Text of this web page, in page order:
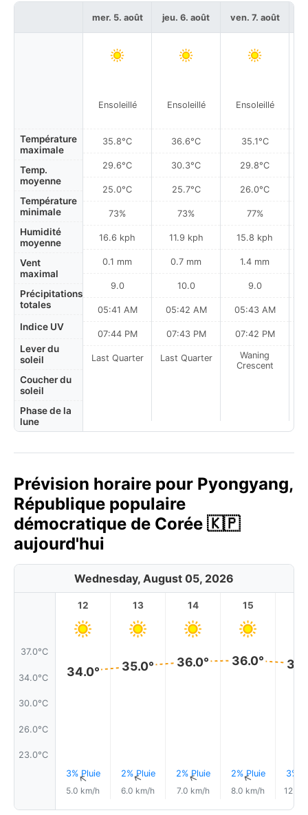
Température
maximale
Temp.
moyenne
Température
minimale
Humidité
moyenne
Vent
maximal
Précipitations
totales
Indice UV
Lever du
soleil
Coucher du
soleil
Phase de la
lune
mer. 5. août
Ensoleillé
35.8°C
29.6°C
25.0°C
73%
16.6 kph
0.1 mm
9.0
05:41 AM
07:44 PM
Last Quarter
jeu. 6. août
Ensoleillé
36.6°C
30.3°C
25.7°C
73%
11.9 kph
0.7 mm
10.0
05:42 AM
07:43 PM
Last Quarter
ven. 7. août
Ensoleillé
35.1°C
29.8°C
26.0°C
77%
15.8 kph
1.4 mm
9.0
05:43 AM
07:42 PM
Waning
Crescent
Prévision horaire pour Pyongyang,
République populaire
démocratique de Corée 🇰🇵
aujourd'hui
Wednesday, August 05, 2026
37.0°C
34.0°C
30.0°C
26.0°C
23.0°C
12
34.0°
3% Pluie
↑
5.0 km/h
13
35.0°
2% Pluie
↑
6.0 km/h
14
36.0°
2% Pluie
↑
7.0 km/h
15
36.0°
2% Pluie
↑
8.0 km/h
3%
12.0